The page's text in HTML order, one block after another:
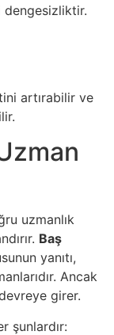
dengesizliktir.
artırabilir ve
uzmanlık
Baş
yanıtı,
Ancak
girer.
şunlardır: